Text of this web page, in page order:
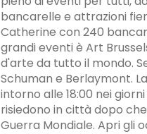
bancarelle e attrazioni
Catherine con 240
grandi eventi è Art
d'arte da tutto il mondo.
Schuman e Berlaymont.
intorno alle 18:00 nei
risiedono in città dopo
Guerra Mondiale. Apri gli